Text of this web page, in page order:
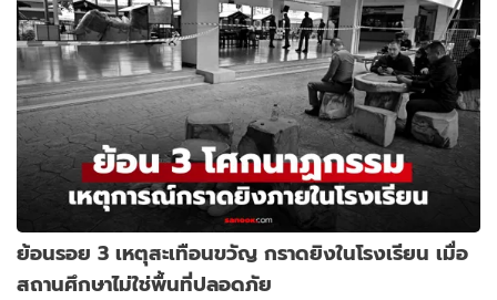
ย้อนรอย 3 เหตุสะเทือนขวัญ กราดยิงในโรงเรียน เมื่อ
สถานศึกษาไม่ใช่พื้นที่ปลอดภัย